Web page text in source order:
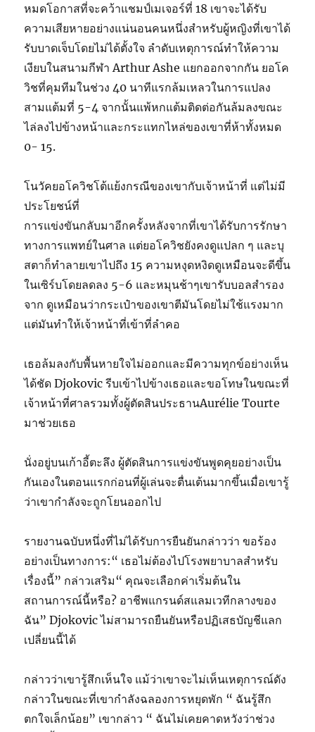
หมดโอกาสที่จะคว้าแชมป์เมเจอร์ที่ 18 เขาจะได้รับ
ความเสียหายอย่างแน่นอนคนหนึ่งสำหรับผู้หญิงที่เขาได้
รับบาดเจ็บโดยไม่ได้ตั้งใจ ลำดับเหตุการณ์ทำให้ความ
เงียบในสนามกีฬา Arthur Ashe แยกออกจากกัน ยอโค
วิชที่คุมทีมในช่วง 40 นาทีแรกล้มเหลวในการแปลง
สามแต้มที่ 5-4 จากนั้นแพ้หกแต้มติดต่อกันล้มลงขณะ
ไล่ลงไปข้างหน้าและกระแทกไหล่ของเขาที่ห้าทั้งหมด
0- 15.
โนวัคยอโควิชโต้แย้งกรณีของเขากับเจ้าหน้าที่ แต่ไม่มี
ประโยชน์ที่
การแข่งขันกลับมาอีกครั้งหลังจากที่เขาได้รับการรักษา
ทางการแพทย์ในศาล แต่ยอโควิชยังคงดูแปลก ๆ และบุ
สตาก็ทำลายเขาไปถึง 15 ความหงุดหงิดดูเหมือนจะดีขึ้น
ในเซิร์บโดยลดลง 5-6 และหมุนช้าๆเขารับบอลสำรอง
จาก ดูเหมือนว่ากระเป๋าของเขาตีมันโดยไม่ใช้แรงมาก
แต่มันทำให้เจ้าหน้าที่เข้าที่ลำคอ
เธอล้มลงกับพื้นหายใจไม่ออกและมีความทุกข์อย่างเห็น
ได้ชัด Djokovic รีบเข้าไปข้างเธอและขอโทษในขณะที่
เจ้าหน้าที่ศาลรวมทั้งผู้ตัดสินประธานAurélie Tourte
มาช่วยเธอ
นั่งอยู่บนเก้าอี้ตะลึง ผู้ตัดสินการแข่งขันพูดคุยอย่างเป็น
กันเองในตอนแรกก่อนที่ผู้เล่นจะตื่นเต้นมากขึ้นเมื่อเขารู้
ว่าเขากำลังจะถูกโยนออกไป
รายงานฉบับหนึ่งที่ไม่ได้รับการยืนยันกล่าวว่า ขอร้อง
อย่างเป็นทางการ:“ เธอไม่ต้องไปโรงพยาบาลสำหรับ
เรื่องนี้” กล่าวเสริม“ คุณจะเลือกค่าเริ่มต้นใน
สถานการณ์นี้หรือ? อาชีพแกรนด์สแลมเวทีกลางของ
ฉัน” Djokovic ไม่สามารถยืนยันหรือปฏิเสธบัญชีแลก
เปลี่ยนนี้ได้
กล่าวว่าเขารู้สึกเห็นใจ แม้ว่าเขาจะไม่เห็นเหตุการณ์ดัง
กล่าวในขณะที่เขากำลังฉลองการหยุดพัก “ ฉันรู้สึก
ตกใจเล็กน้อย” เขากล่าว “ ฉันไม่เคยคาดหวังว่าช่วง